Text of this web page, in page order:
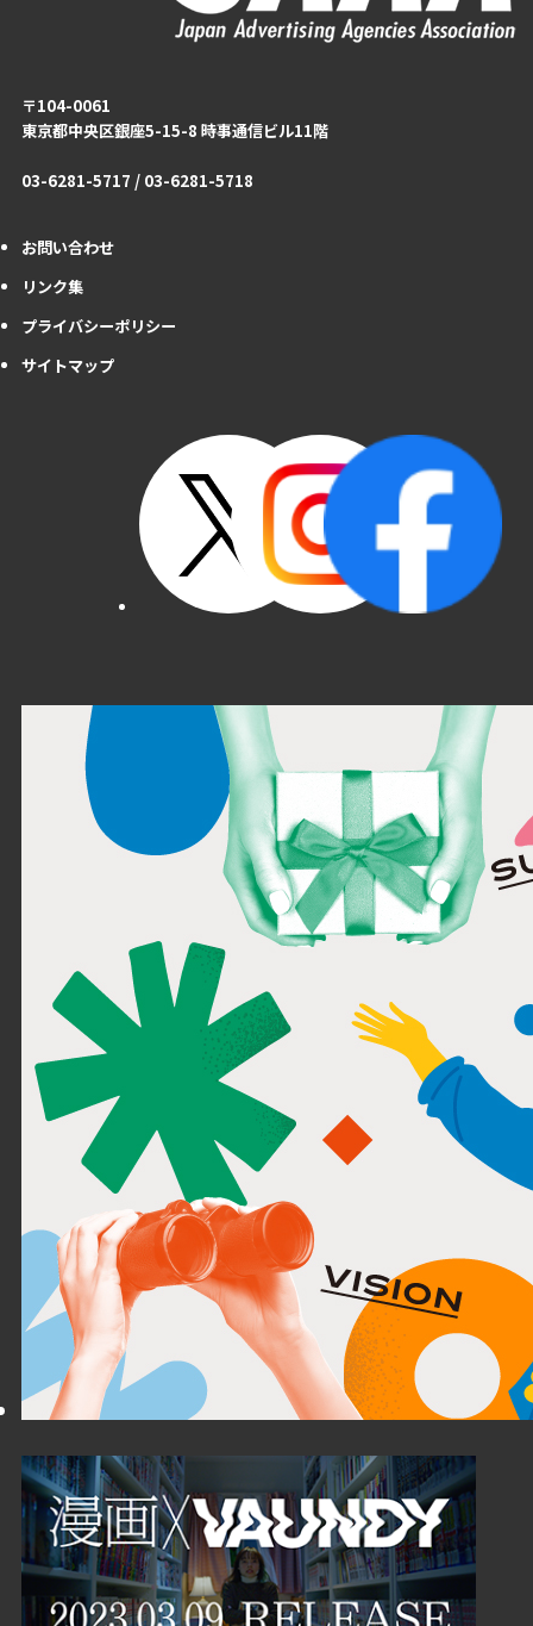
〒104-0061
東京都中央区銀座5-15-8 時事通信ビル11階
03-6281-5717 / 03-6281-5718
お問い合わせ
リンク集
プライバシーポリシー
サイトマップ